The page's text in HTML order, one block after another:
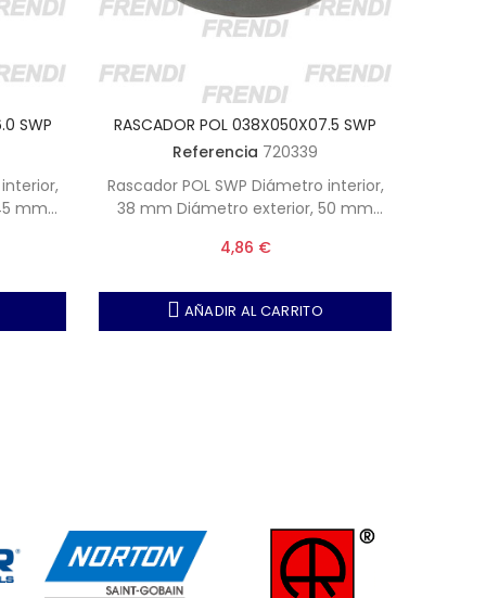
SWP
RASCADOR POL 038X050X07.5 SWP
Referencia 720339
Rascador POL SWP Diámetro interior,
38 mm Diámetro exterior, 50 mm
4,86 €
AÑADIR AL CARRITO